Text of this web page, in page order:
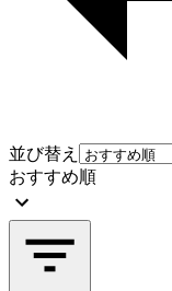
並び替え
おすすめ順